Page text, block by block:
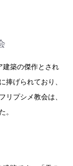
建築の傑作とされ
捧げられており、
リプシメ教会は、
。